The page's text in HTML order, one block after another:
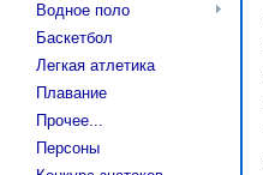
Водное поло
Баскетбол
Легкая атлетика
Плавание
Прочее...
Персоны